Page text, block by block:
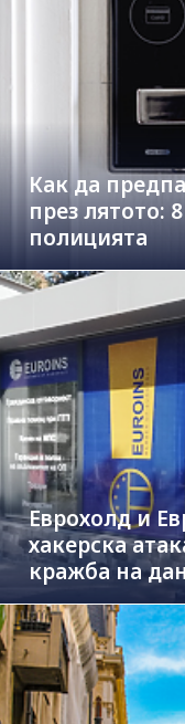
Как да
през лятото:
полицията
Еврохолд и
хакерска
кражба на